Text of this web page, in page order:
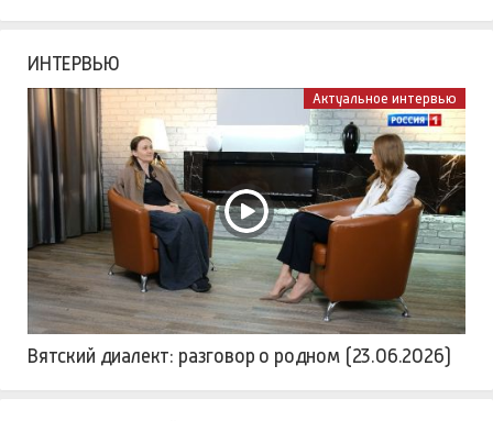
ИНТЕРВЬЮ
Актуальное интервью
Вятский диалект: разговор о родном (23.06.2026)